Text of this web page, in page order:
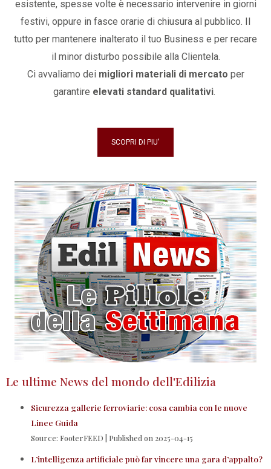
esistente, spesse volte è necessario intervenire in giorni
festivi, oppure in fasce orarie di chiusura al pubblico. Il
tutto per mantenere inalterato il tuo Business e per recare
il minor disturbo possibile alla Clientela.
Ci avvaliamo dei migliori materiali di mercato per
garantire elevati standard qualitativi.
SCOPRI DI PIU'
Le ultime News del mondo dell'Edilizia
Sicurezza gallerie ferroviarie: cosa cambia con le nuove
Linee Guida
Source: FooterFEED Published on 2025-04-15
L’intelligenza artificiale può far vincere una gara d’appalto?